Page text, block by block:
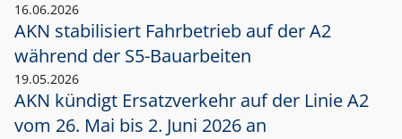
16.06.2026
AKN stabilisiert Fahrbetrieb auf der A2
während der S5-Bauarbeiten
19.05.2026
AKN kündigt Ersatzverkehr auf der Linie A2
vom 26. Mai bis 2. Juni 2026 an